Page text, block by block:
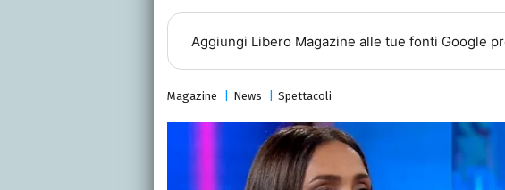
Aggiungi Libero Magazine alle tue fonti Google
Magazine News Spettacoli